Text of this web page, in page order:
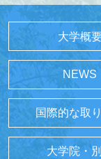
大学概
NEWS
国際的な取
大学院・